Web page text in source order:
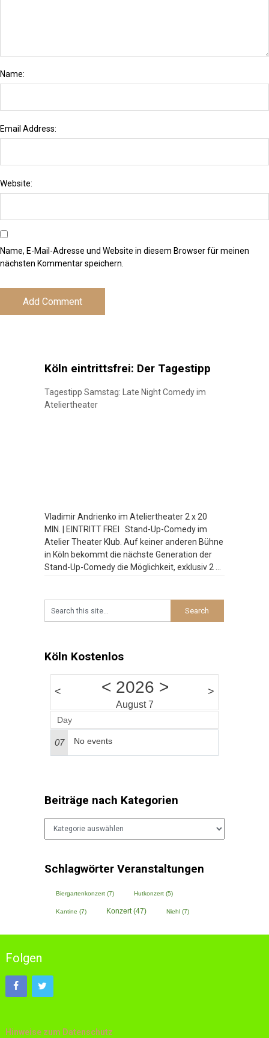
Name:
Email Address:
Website:
Name, E-Mail-Adresse und Website in diesem Browser für meinen
nächsten Kommentar speichern.
Köln eintrittsfrei: Der Tagestipp
Tagestipp Samstag: Late Night Comedy im
Ateliertheater
Vladimir Andrienko im Ateliertheater 2 x 20
MIN. | EINTRITT FREI Stand-Up-Comedy im
Atelier Theater Klub. Auf keiner anderen Bühne
in Köln bekommt die nächste Generation der
Stand-Up-Comedy die Möglichkeit, exklusiv 2 x
Köln Kostenlos
< < 2026 >
August 7
>
Day
07 No events
Beiträge nach Kategorien
Schlagwörter Veranstaltungen
Biergartenkonzert (7) Hutkonzert (5)
Kantine (7) Konzert(47) Niehl (7)
Folgen
Hinweise zum Datenschutz